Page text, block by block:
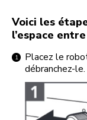
Voici les
l’espace
Placez le
débranchez-le.